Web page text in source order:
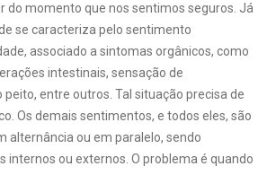
do momento que nos sentimos seguros. Já
se caracteriza pelo sentimento
associado a sintomas orgânicos, como
intestinais, sensação de
entre outros. Tal situação precisa de
Os demais sentimentos, e todos eles, são
alternância ou em paralelo, sendo
internos ou externos. O problema é quando